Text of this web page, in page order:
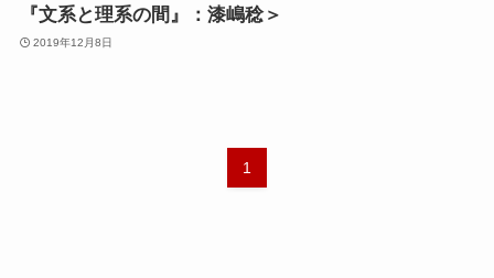
『文系と理系の間』：漆嶋稔＞
2019年12月8日
1